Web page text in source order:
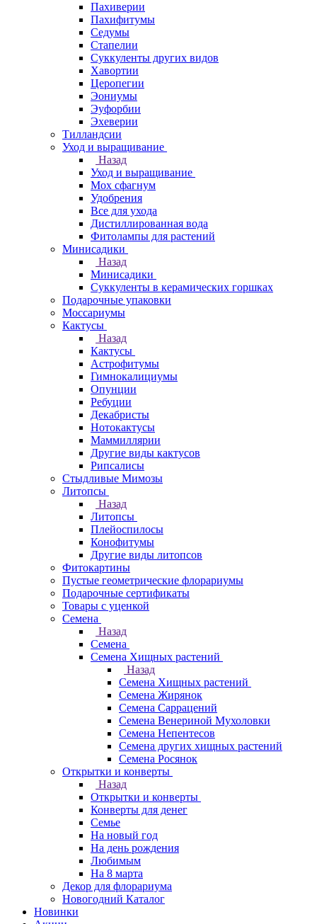
Пахиверии
Пахифитумы
Седумы
Стапелии
Суккуленты других видов
Хавортии
Церопегии
Эониумы
Эуфорбии
Эхеверии
Тилландсии
Уход и выращивание
Назад
Уход и выращивание
Мох сфагнум
Удобрения
Все для ухода
Дистиллированная вода
Фитолампы для растений
Минисадики
Назад
Минисадики
Суккуленты в керамических горшках
Подарочные упаковки
Моссариумы
Кактусы
Назад
Кактусы
Астрофитумы
Гимнокалициумы
Опунции
Ребуции
Декабристы
Нотокактусы
Маммиллярии
Другие виды кактусов
Рипсалисы
Стыдливые Мимозы
Литопсы
Назад
Литопсы
Плейоспилосы
Конофитумы
Другие виды литопсов
Фитокартины
Пустые геометрические флорариумы
Подарочные сертификаты
Товары с уценкой
Семена
Назад
Семена
Семена Хищных растений
Назад
Семена Хищных растений
Семена Жирянок
Семена Саррацений
Семена Венериной Мухоловки
Семена Непентесов
Семена других хищных растений
Семена Росянок
Открытки и конверты
Назад
Открытки и конверты
Конверты для денег
Семье
На новый год
На день рождения
Любимым
На 8 марта
Декор для флорариума
Новогодний Каталог
Новинки